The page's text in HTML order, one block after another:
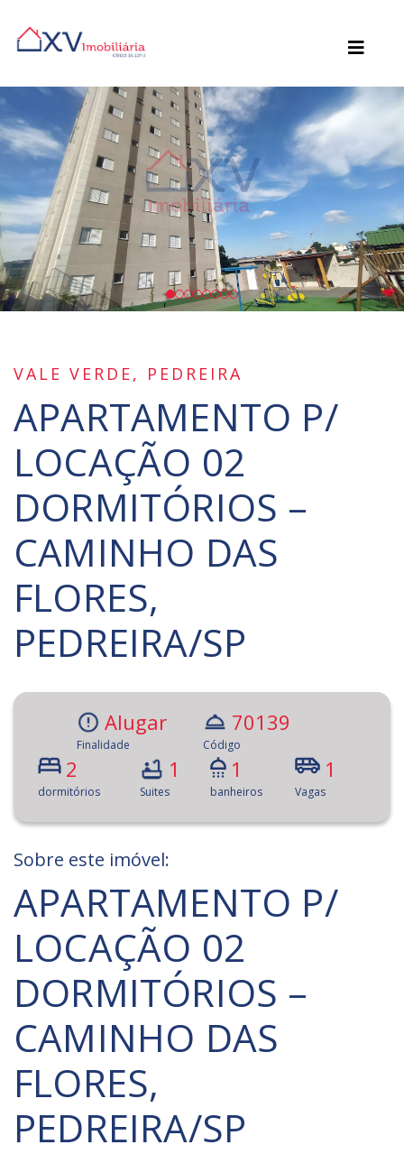
VALE VERDE, PEDREIRA
APARTAMENTO P/
LOCAÇÃO 02
DORMITÓRIOS –
CAMINHO DAS
FLORES,
PEDREIRA/SP
Alugar
Finalidade
70139
Código
2
dormitórios
1
Suites
1
banheiros
1
Vagas
Sobre este imóvel:
APARTAMENTO P/
LOCAÇÃO 02
DORMITÓRIOS –
CAMINHO DAS
FLORES,
PEDREIRA/SP